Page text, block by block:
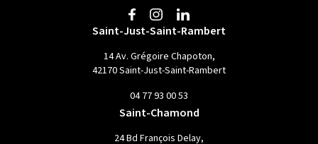
Saint-Just-Saint-Rambert
14 Av. Grégoire Chapoton,
42170 Saint-Just-Saint-Rambert
04 77 93 00 53
Saint-Chamond
24 Bd François Delay,